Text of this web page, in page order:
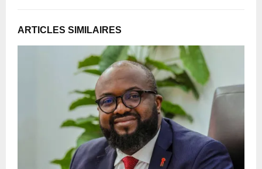
ARTICLES SIMILAIRES